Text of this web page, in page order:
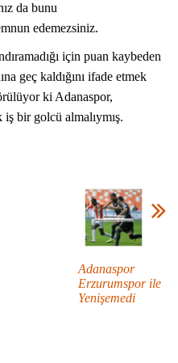
da bunu
edemezsiniz.
için puan kaybeden
geç kaldığını ifade etmek
ki Adanaspor,
iş bir golcü almalıymış.
Adanaspor
Erzurumspor ile
Yenişemedi